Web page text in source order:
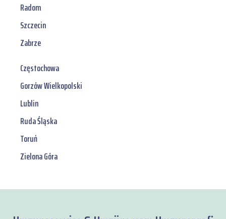
Radom
Szczecin
Zabrze
Częstochowa
Gorzów Wielkopolski
Lublin
Ruda Śląska
Toruń
Zielona Góra